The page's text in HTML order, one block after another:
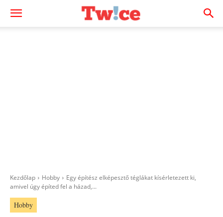
Kezdőlap Hobby
Egy építész elképesztő téglákat kísérletezett ki,
amivel úgy építed fel a házad,...
Hobby